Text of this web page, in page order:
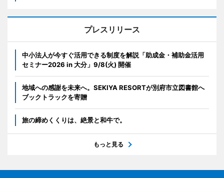
プレスリリース
中小法人が今すぐ活用できる制度を解説「助成金・補助金活用
セミナー2026 in 大分」9/8(火) 開催
地域への感謝を未来へ。SEKIYA RESORTが別府市立図書館へ
ブックトラックを寄贈
旅の締めくくりは、絶景と和牛で。
もっと見る